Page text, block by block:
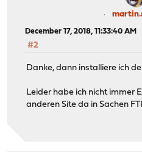
December 17, 2018, 11:33:40 AM
#2
Danke, dann installiere ich
Leider habe ich nicht immer
anderen Site da in Sachen